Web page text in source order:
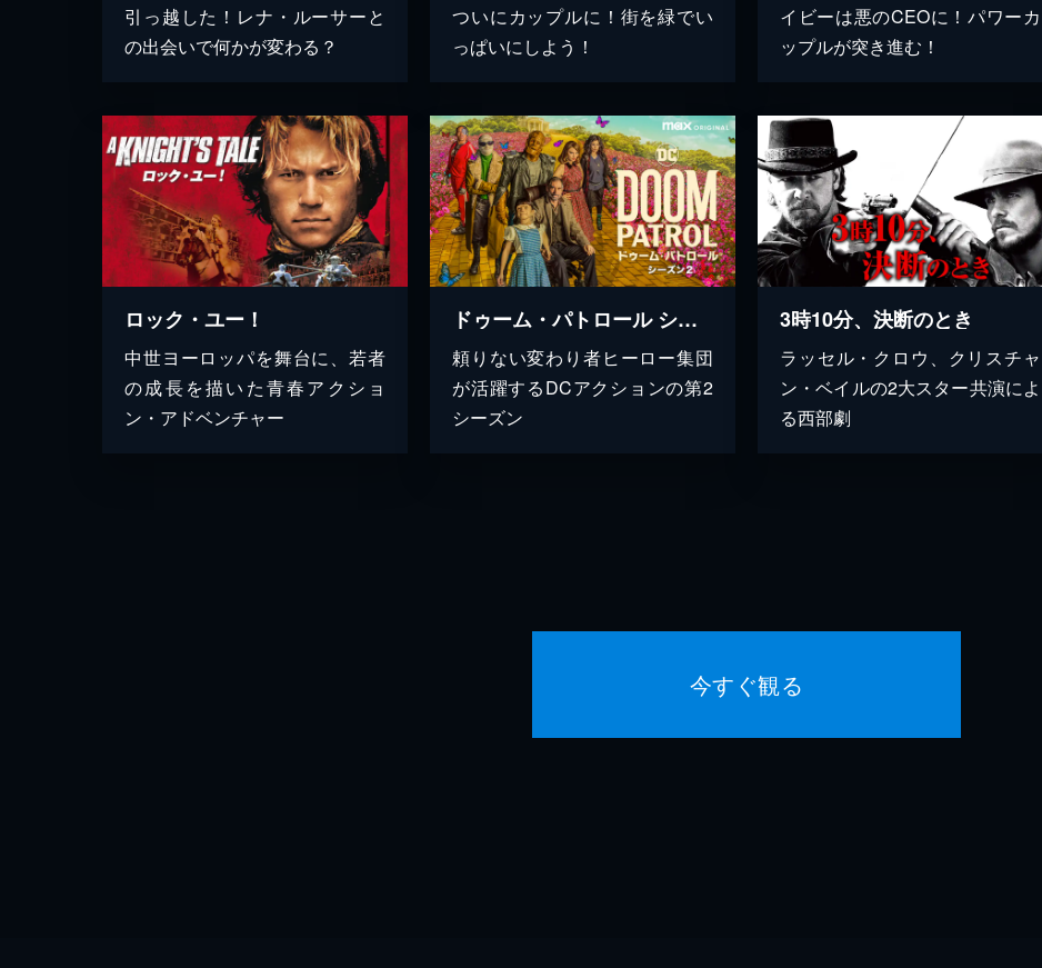
引っ越した！レナ・ルーサーと
の出会いで何かが変わる？
ついにカップルに！街を緑でい
っぱいにしよう！
イビーは悪のCEOに！パワーカ
ップルが突き進む！
ロック・ユー！
中世ヨーロッパを舞台に、若者
の成長を描いた青春アクショ
ン・アドベンチャー
ドゥーム・パトロール シーズン2
頼りない変わり者ヒーロー集団
が活躍するDCアクションの第2
シーズン
3時10分、決断のとき
ラッセル・クロウ、クリスチャ
ン・ベイルの2大スター共演によ
る西部劇
今すぐ観る